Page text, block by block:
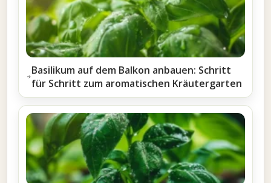
Basilikum auf dem Balkon anbauen: Schritt
für Schritt zum aromatischen Kräutergarten